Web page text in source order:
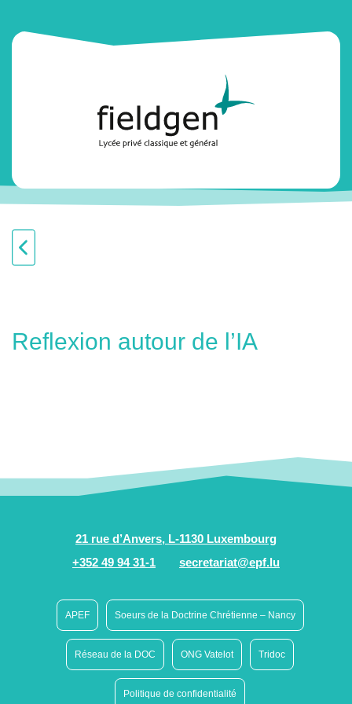
Reflexion autour de l’IA
21 rue d’Anvers, L-1130 Luxembourg
+352 49 94 31-1
secretariat@epf.lu
APEF Soeurs de la Doctrine Chrétienne – Nancy
Réseau de la DOC ONG Vatelot Tridoc
Politique de confidentialité